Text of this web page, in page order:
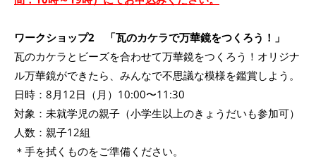
ワークショップ2 「瓦のカケラで万華鏡をつくろう！」
瓦のカケラとビーズを合わせて万華鏡をつくろう！オリジナ
ル万華鏡ができたら、みんなで不思議な模様を鑑賞しよう。
日時：8月12日（月）10:00〜11:30
対象：未就学児の親子（小学生以上のきょうだいも参加可）
人数：親子12組
＊手を拭くものをご準備ください。